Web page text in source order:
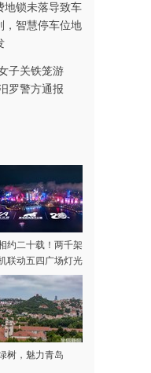
地锁未落导致车
，智慧停车位地
子关铁笼游
罗警方通报
约二十载！两千架
联动五四广场灯光
绽放，青岛极地
开启海洋光影盛
树，魅力青岛